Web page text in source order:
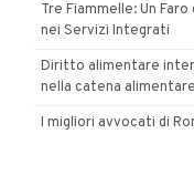
Tre Fiammelle: Un
nei Servizi Integrati
Diritto alimentare
nella catena
I migliori avvocati di